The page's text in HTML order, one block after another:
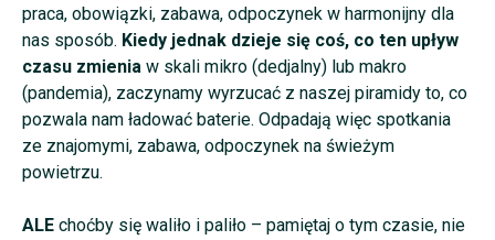
praca, obowiązki, zabawa, odpoczynek w harmonijny dla
nas sposób. Kiedy jednak dzieje się coś, co ten upływ
czasu zmienia w skali mikro (dedjalny) lub makro
(pandemia), zaczynamy wyrzucać z naszej piramidy to, co
pozwala nam ładować baterie. Odpadają więc spotkania
ze znajomymi, zabawa, odpoczynek na świeżym
powietrzu.
ALE choćby się waliło i paliło – pamiętaj o tym czasie, nie